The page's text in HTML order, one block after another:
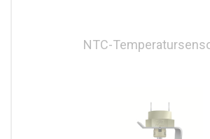
NTC-